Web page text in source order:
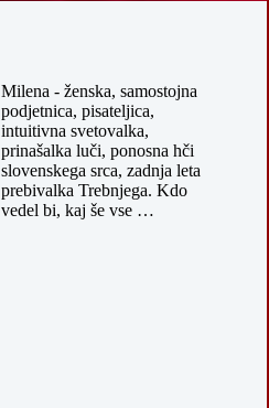
Milena - ženska, samostojna
podjetnica, pisateljica,
intuitivna svetovalka,
prinašalka luči, ponosna hči
slovenskega srca, zadnja leta
prebivalka Trebnjega. Kdo
vedel bi, kaj še vse …